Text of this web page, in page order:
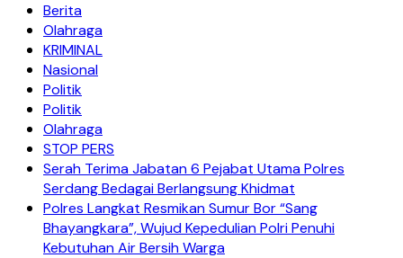
Berita
Olahraga
KRIMINAL
Nasional
Politik
Politik
Olahraga
STOP PERS
Serah Terima Jabatan 6 Pejabat Utama Polres
Serdang Bedagai Berlangsung Khidmat
Polres Langkat Resmikan Sumur Bor “Sang
Bhayangkara”, Wujud Kepedulian Polri Penuhi
Kebutuhan Air Bersih Warga